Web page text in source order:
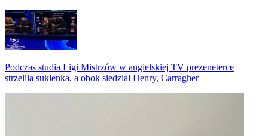
Podczas studia Ligi Mistrzów w angielskiej TV prezeneterce
strzeliła sukienka, a obok siedział Henry, Carragher